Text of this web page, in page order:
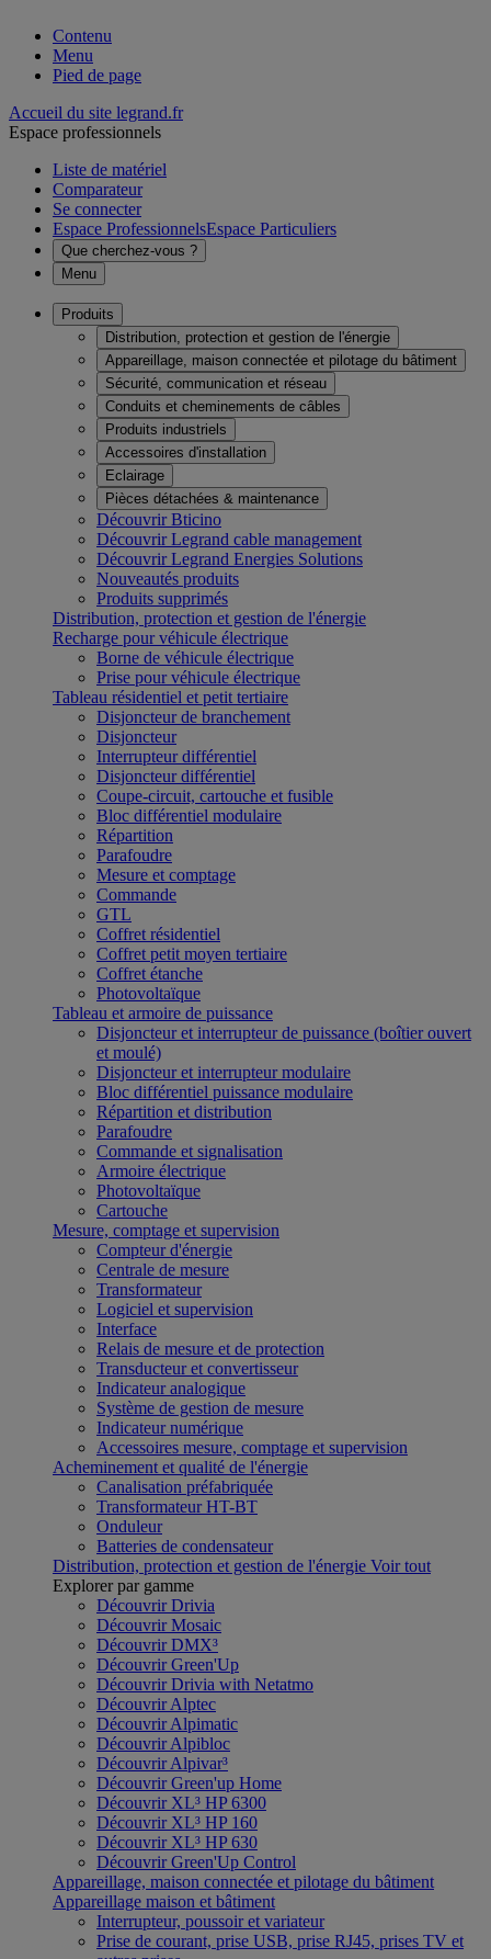
Contenu
Menu
Pied de page
Accueil du site legrand.fr
Espace professionnels
Liste de matériel
Comparateur
Se connecter
Espace ProfessionnelsEspace Particuliers
Que cherchez-vous ?
Menu
Produits
Distribution, protection et gestion de l'énergie
Appareillage, maison connectée et pilotage du bâtiment
Sécurité, communication et réseau
Conduits et cheminements de câbles
Produits industriels
Accessoires d'installation
Eclairage
Pièces détachées & maintenance
Découvrir Bticino
Découvrir Legrand cable management
Découvrir Legrand Energies Solutions
Nouveautés produits
Produits supprimés
Distribution, protection et gestion de l'énergie
Recharge pour véhicule électrique
Borne de véhicule électrique
Prise pour véhicule électrique
Tableau résidentiel et petit tertiaire
Disjoncteur de branchement
Disjoncteur
Interrupteur différentiel
Disjoncteur différentiel
Coupe-circuit, cartouche et fusible
Bloc différentiel modulaire
Répartition
Parafoudre
Mesure et comptage
Commande
GTL
Coffret résidentiel
Coffret petit moyen tertiaire
Coffret étanche
Photovoltaïque
Tableau et armoire de puissance
Disjoncteur et interrupteur de puissance (boîtier ouvert
et moulé)
Disjoncteur et interrupteur modulaire
Bloc différentiel puissance modulaire
Répartition et distribution
Parafoudre
Commande et signalisation
Armoire électrique
Photovoltaïque
Cartouche
Mesure, comptage et supervision
Compteur d'énergie
Centrale de mesure
Transformateur
Logiciel et supervision
Interface
Relais de mesure et de protection
Transducteur et convertisseur
Indicateur analogique
Système de gestion de mesure
Indicateur numérique
Accessoires mesure, comptage et supervision
Acheminement et qualité de l'énergie
Canalisation préfabriquée
Transformateur HT-BT
Onduleur
Batteries de condensateur
Distribution, protection et gestion de l'énergie Voir tout
Explorer par gamme
Découvrir Drivia
Découvrir Mosaic
Découvrir DMX³
Découvrir Green'Up
Découvrir Drivia with Netatmo
Découvrir Alptec
Découvrir Alpimatic
Découvrir Alpibloc
Découvrir Alpivar³
Découvrir Green'up Home
Découvrir XL³ HP 6300
Découvrir XL³ HP 160
Découvrir XL³ HP 630
Découvrir Green'Up Control
Appareillage, maison connectée et pilotage du bâtiment
Appareillage maison et bâtiment
Interrupteur, poussoir et variateur
Prise de courant, prise USB, prise RJ45, prises TV et